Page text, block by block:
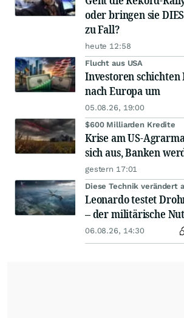
oder bringen sie
zu Fall?
heute 12:58
Flucht aus USA
Investoren
nach Europa um
05.08.26, 19:00
$600 Milliarden Kredite
Krise am US-
sich aus, Banken
gestern 17:01
Diese Technik verändert
Leonardo testet
– der militärische
06.08.26, 14:30